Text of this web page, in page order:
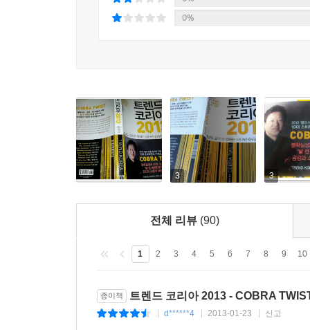
0%
3 3
전체 리뷰 (90)
1 2 3 4 5 6 7 8 9 10
종이책 트렌드 코리아 2013 - COBRA
d******4 2013-01-23 신고